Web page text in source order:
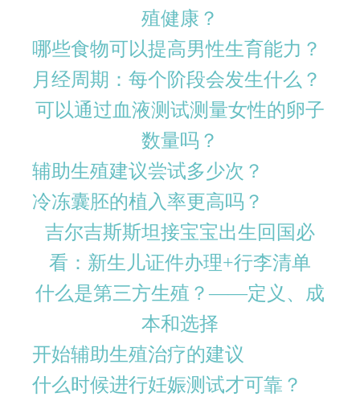
殖健康？
哪些食物可以提高男性生育能力？
月经周期：每个阶段会发生什么？
可以通过血液测试测量女性的卵子
数量吗？
辅助生殖建议尝试多少次？
冷冻囊胚的植入率更高吗？
吉尔吉斯斯坦接宝宝出生回国必
看：新生儿证件办理+行李清单
什么是第三方生殖？——定义、成
本和选择
开始辅助生殖治疗的建议
什么时候进行妊娠测试才可靠？